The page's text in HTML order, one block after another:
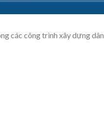
các công trình xây dựng dân